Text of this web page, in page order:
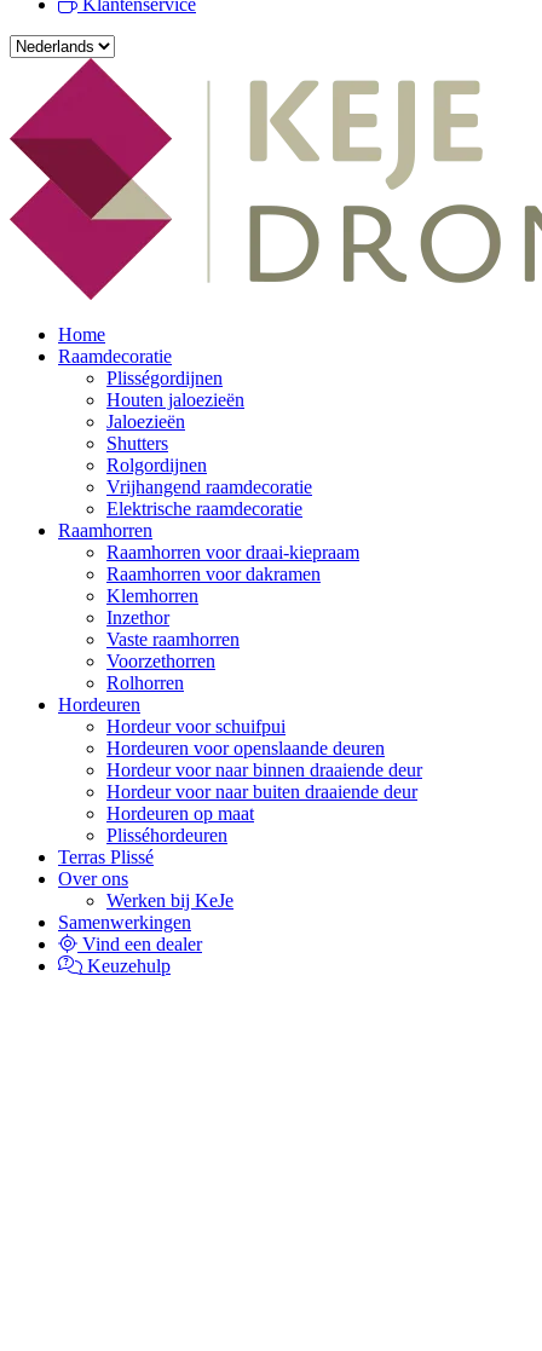
Klantenservice
Home
Raamdecoratie
Plisségordijnen
Houten jaloezieën
Jaloezieën
Shutters
Rolgordijnen
Vrijhangend raamdecoratie
Elektrische raamdecoratie
Raamhorren
Raamhorren voor draai-kiepraam
Raamhorren voor dakramen
Klemhorren
Inzethor
Vaste raamhorren
Voorzethorren
Rolhorren
Hordeuren
Hordeur voor schuifpui
Hordeuren voor openslaande deuren
Hordeur voor naar binnen draaiende deur
Hordeur voor naar buiten draaiende deur
Hordeuren op maat
Plisséhordeuren
Terras Plissé
Over ons
Werken bij KeJe
Samenwerkingen
Vind een dealer
Keuzehulp